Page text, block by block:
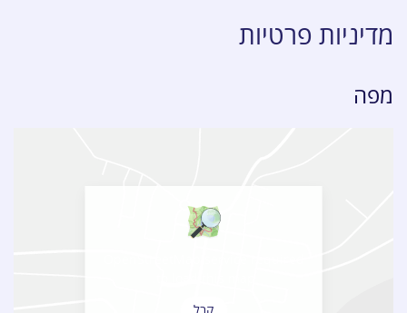
מדיניות פרטיות
מפה